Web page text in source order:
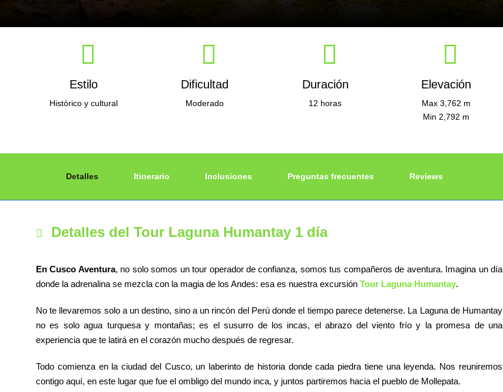
Estilo
Histórico y cultural
Dificultad
Moderado
Duración
12 horas
Elevación
Max 3,762 m
Min 2,792 m
Detalles Itinerario Inclusiones Preguntas frecuentes Reviews
Detalles del Tour Laguna Humantay 1 día
En Cusco Aventura, no solo somos un tour operador de confianza, somos tus compañeros de aventura. Imagina un día
donde la adrenalina se mezcla con la magia de los Andes: esa es nuestra excursión Tour Laguna Humantay.
No te llevaremos solo a un destino, sino a un rincón del Perú donde el tiempo parece detenerse. La Laguna de Humantay
no es solo agua turquesa y montañas; es el susurro de los incas, el abrazo del viento frío y la promesa de una
experiencia que te latirá en el corazón mucho después de regresar.
Todo comienza en la ciudad del Cusco, un laberinto de historia donde cada piedra tiene una leyenda. Nos reuniremos
contigo aquí, en este lugar que fue el ombligo del mundo inca, y juntos partiremos hacia el pueblo de Mollepata.